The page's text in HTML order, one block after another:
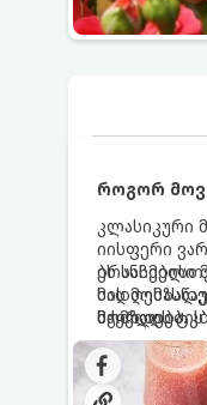
როგორ
კლასიკური
იისფერი
მაყვლის
ბუშტუკები
ეს სასმელი
მის
სჭირდება.